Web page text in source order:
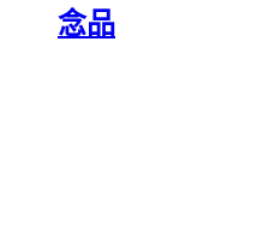
念品